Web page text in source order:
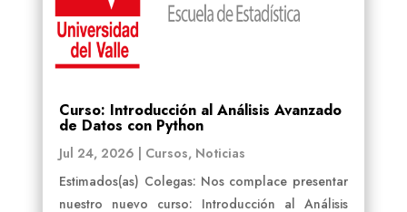
Curso: Introducción al Análisis Avanzado
de Datos con Python
Jul 24, 2026 Cursos, Noticias
Estimados(as) Colegas: Nos complace presentar
nuestro nuevo curso: Introducción al Análisis